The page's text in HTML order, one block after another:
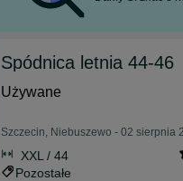
Spódnica letnia 44-46
Używane
Szczecin, Niebuszewo - 02 sierpnia
XXL / 44
Pozostałe